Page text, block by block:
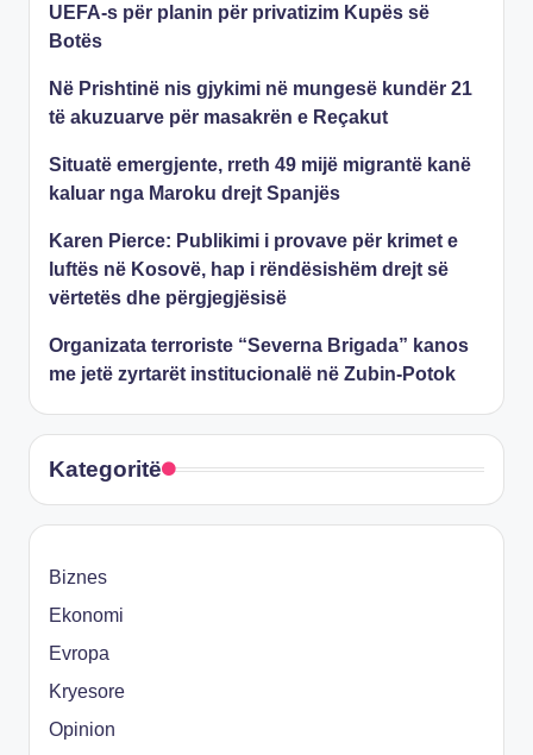
UEFA-s për planin për privatizim Kupës së
Botës
Në Prishtinë nis gjykimi në mungesë kundër 21
të akuzuarve për masakrën e Reçakut
Situatë emergjente, rreth 49 mijë migrantë kanë
kaluar nga Maroku drejt Spanjës
Karen Pierce: Publikimi i provave për krimet e
luftës në Kosovë, hap i rëndësishëm drejt së
vërtetës dhe përgjegjësisë
Organizata terroriste “Severna Brigada” kanos
me jetë zyrtarët institucionalë në Zubin-Potok
Kategoritë
Biznes
Ekonomi
Evropa
Kryesore
Opinion